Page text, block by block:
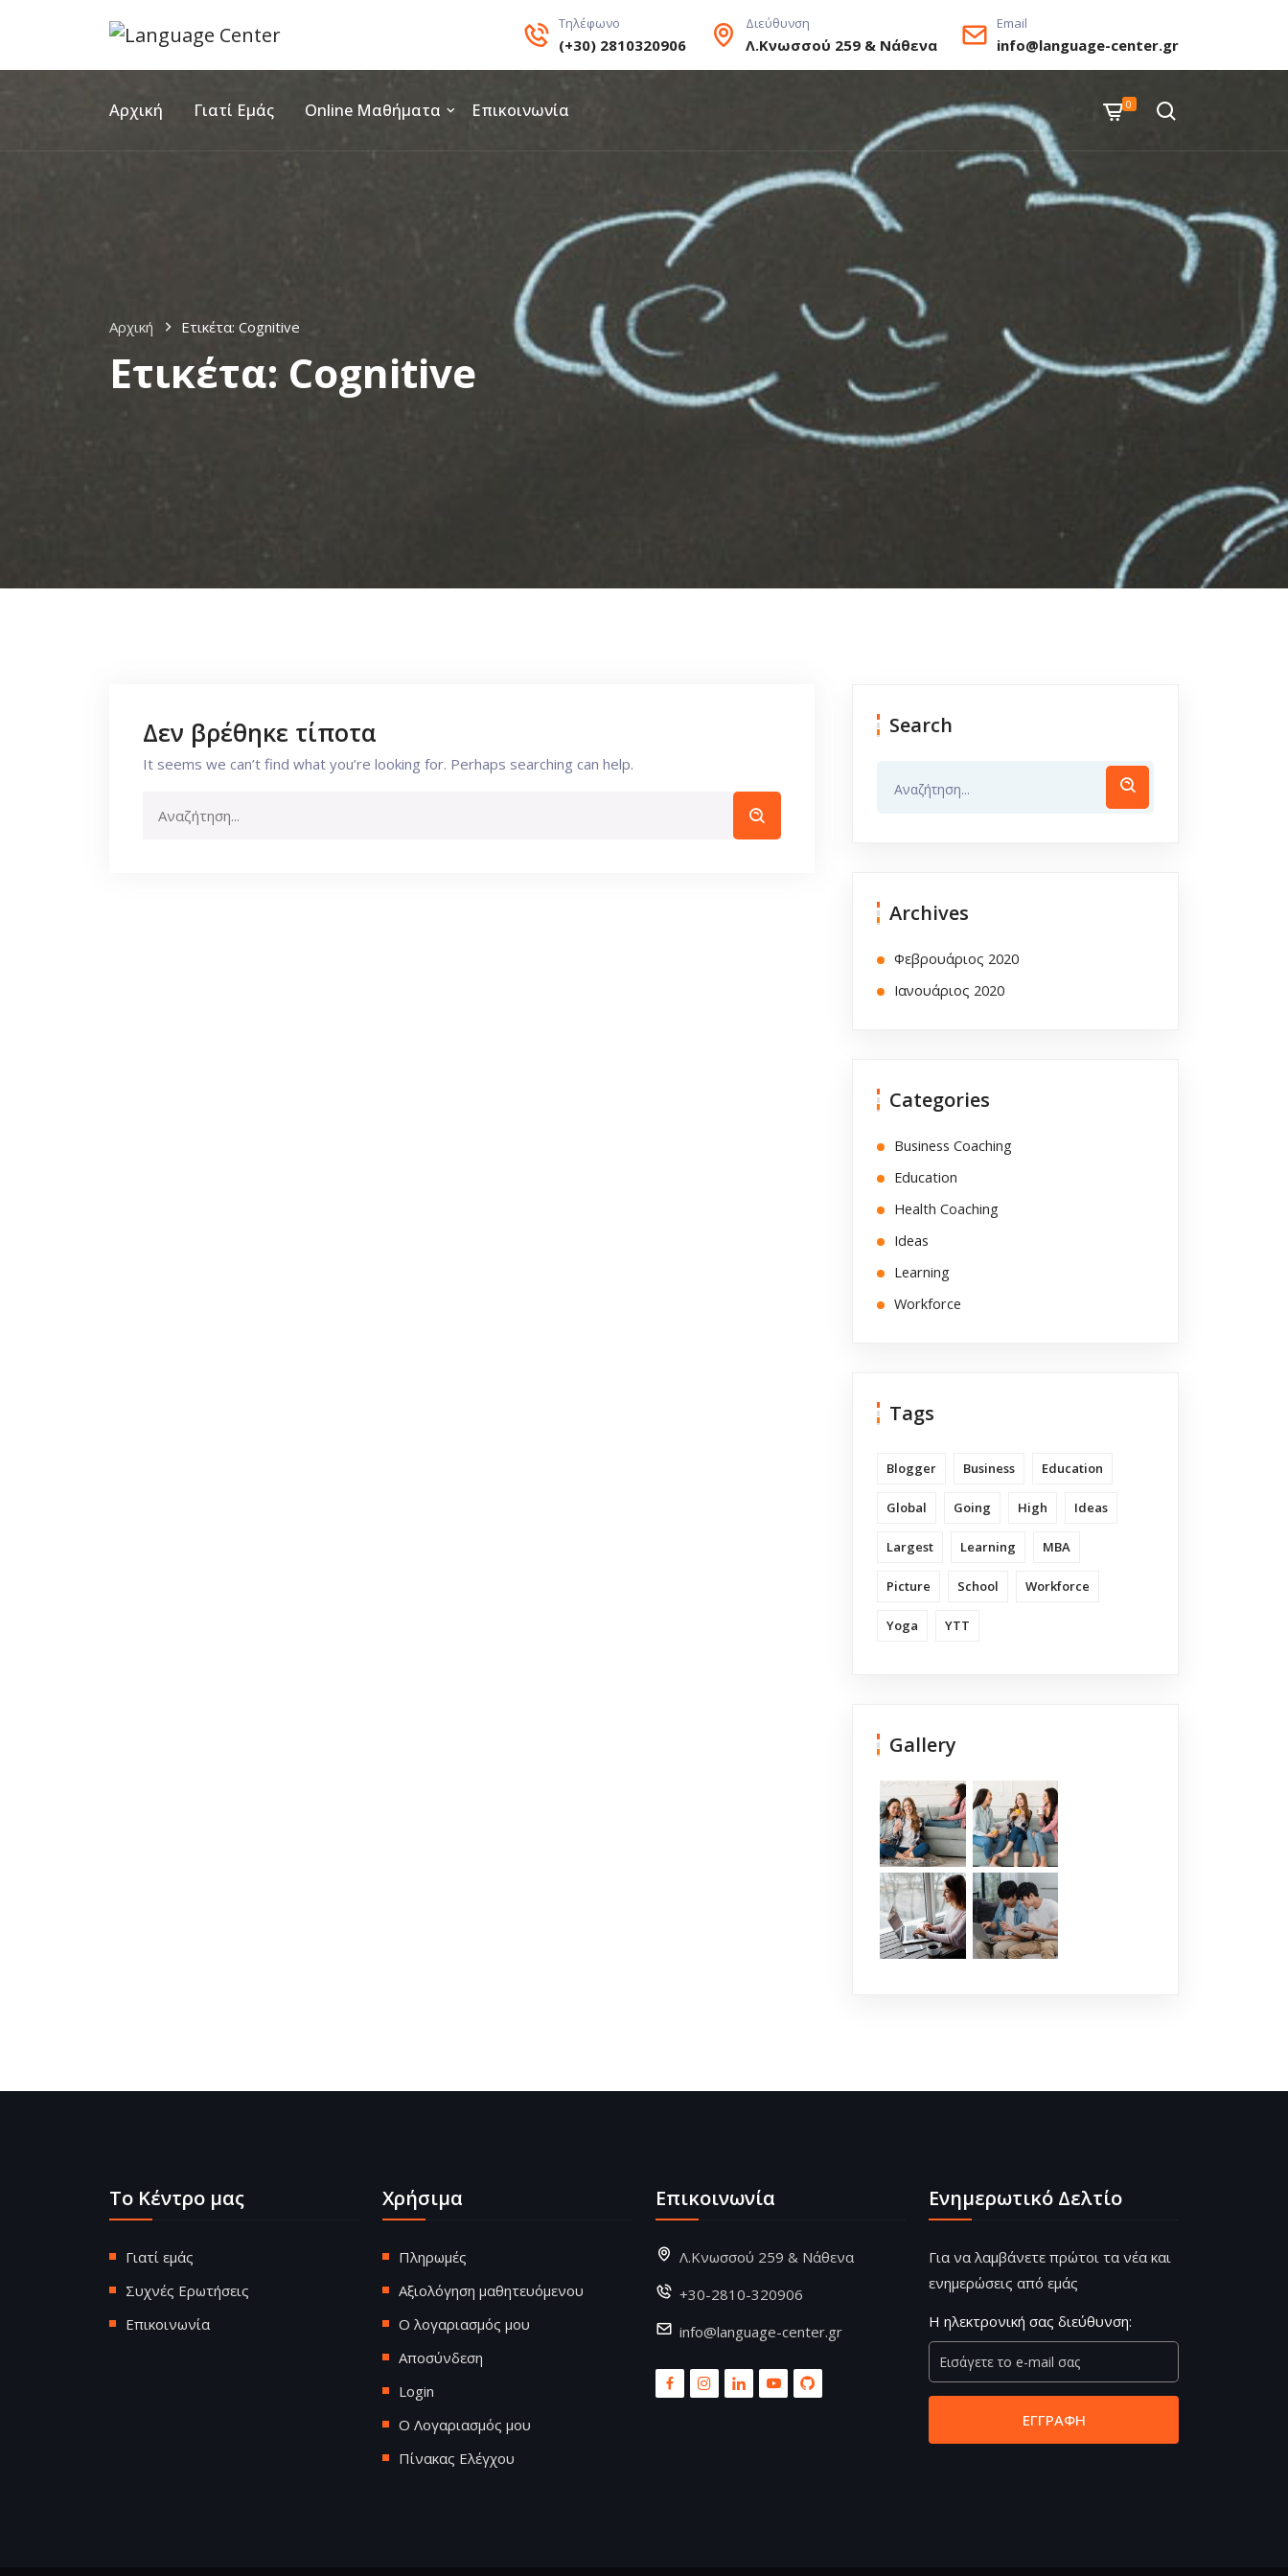
Τηλέφωνο
(+30) 2810320906
Διεύθυνση
Λ.Κνωσσού 259 & Νάθενα
Email
info@language-center.gr
Αρχική Γιατί Εμάς Online Μαθήματα Επικοινωνία 0
Αρχική Ετικέτα: Cognitive
Ετικέτα: Cognitive
Δεν βρέθηκε τίποτα
It seems we can’t find what you’re looking for. Perhaps searching can help.
Search
Archives
Φεβρουάριος 2020
Ιανουάριος 2020
Categories
Business Coaching
Education
Health Coaching
Ideas
Learning
Workforce
Tags
Blogger Business Education
Global Going High Ideas
Largest Learning MBA
Picture School Workforce
Yoga YTT
Gallery
Το Κέντρο μας
Γιατί εμάς
Συχνές Ερωτήσεις
Επικοινωνία
Χρήσιμα
Πληρωμές
Αξιολόγηση μαθητευόμενου
Ο λογαριασμός μου
Αποσύνδεση
Login
Ο Λογαριασμός μου
Πίνακας Ελέγχου
Επικοινωνία
Λ.Κνωσσού 259 & Νάθενα
+30-2810-320906
info@language-center.gr
Ενημερωτικό Δελτίο
Για να λαμβάνετε πρώτοι τα νέα και
ενημερώσεις από εμάς
Η ηλεκτρονική σας διεύθυνση:
ΕΓΓΡΑΦΉ